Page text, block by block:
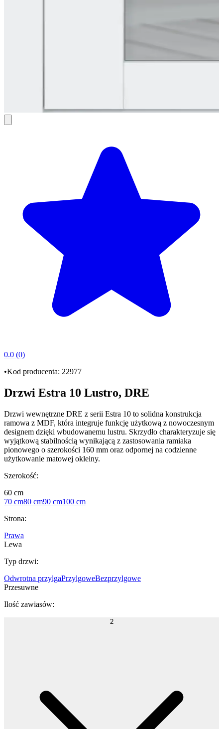
0.0 (0)
•Kod producenta: 22977
Drzwi Estra 10 Lustro, DRE
Drzwi wewnętrzne DRE z serii Estra 10 to solidna konstrukcja
ramowa z MDF, która integruje funkcję użytkową z nowoczesnym
designem dzięki wbudowanemu lustru. Skrzydło charakteryzuje się
wyjątkową stabilnością wynikającą z zastosowania ramiaka
pionowego o szerokości 160 mm oraz odpornej na codzienne
użytkowanie matowej okleiny.
Szerokość:
60 cm
70 cm80 cm90 cm100 cm
Strona:
Prawa
Lewa
Typ drzwi:
Odwrotna przylgaPrzylgoweBezprzylgowe
Przesuwne
Ilość zawiasów:
2